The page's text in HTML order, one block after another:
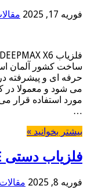
فوریه 17, 2025
ساخت کشور آلمان
حرفه ای و پیشرفته
می شود و معمولا
…
بیشتر بخوانید »
فلزیاب دستی PULSE DIVE
فوریه 8, 2025